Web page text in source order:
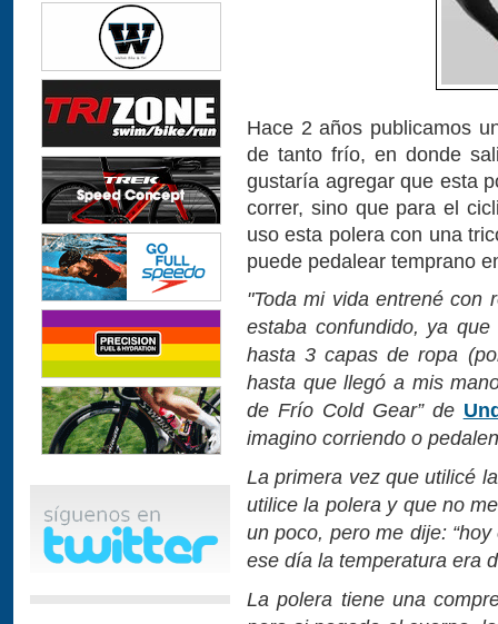
Hace 2 años publicamos
de tanto frío, en donde
gustaría agregar que esta
correr, sino que para el
uso esta polera con una
puede pedalear temprano
"Toda mi vida entrené con
estaba confundido, ya
hasta 3 capas de ropa
hasta que llegó a mis
de Frío Cold Gear” de
imagino corriendo o
La primera vez que utilicé
utilice la polera y que no
un poco, pero me dije:
ese día la temperatura era
La polera tiene una